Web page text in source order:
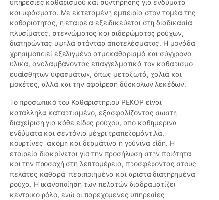
υπηρεσίες καθαρισμού και συντήρησης για ενδύματα
και υφάσματα. Με εκτεταμένη εμπειρία στον τομέα της
καθαριότητας, η εταιρεία εξειδικεύεται στη διαδικασία
πλυσίματος, στεγνώματος και σιδερώματος ρούχων,
διατηρώντας υψηλά στάνταρ αποτελέσματος. Η μονάδα
χρησιμοποιεί εξελιγμένο ατμοκαθαρισμό και σύγχρονα
υλικά, αναλαμβάνοντας επαγγελματικά τον καθαρισμό
ευαίσθητων υφασμάτων, όπως μεταξωτά, χαλιά και
μοκέτες, αλλά και την αφαίρεση δύσκολων λεκέδων.
Το προσωπικό του Καθαριστηρίου ΡΕΚΟΡ είναι
κατάλληλα καταρτισμένο, εξασφαλίζοντας σωστή
διαχείριση για κάθε είδος ρούχου, από καθημερινά
ενδύματα και σεντόνια μέχρι τραπεζομάντιλα,
κουρτίνες, ακόμη και δερμάτινα ή γούνινα είδη. Η
εταιρεία διακρίνεται για την προσήλωση στην ποιότητα
και την προσοχή στη λεπτομέρεια, προσφέροντας στους
πελάτες καθαρά, περιποιημένα και άριστα διατηρημένα
ρούχα. Η ικανοποίηση των πελατών διαδραματίζει
κεντρικό ρόλο, ενώ οι παρεχόμενες υπηρεσίες